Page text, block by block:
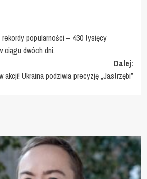
popularności – 430 tysięcy
ciągu dwóch dni.
Dalej:
akcji! Ukraina podziwia precyzję „Jastrzębi”